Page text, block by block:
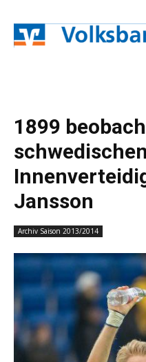
1899
schwedischen
Jansson
Archiv Saison 2013/2014